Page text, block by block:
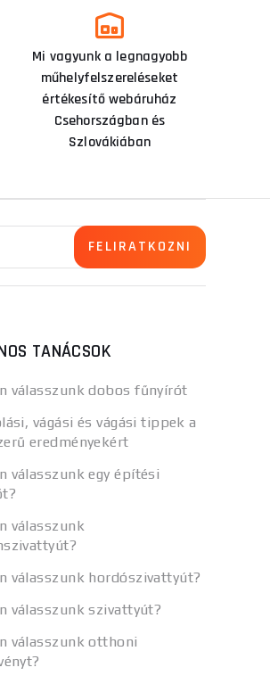
Mi vagyunk a legnagyobb
műhelyfelszereléseket
értékesítő webáruház
Csehországban és
Szlovákiában
TANÁCSOK
válasszunk dobos fűnyírót
vágási és vágási tippek a
eredményekért
válasszunk egy építési
válasszunk
válasszunk hordószivattyút?
válasszunk szivattyút?
válasszunk otthoni